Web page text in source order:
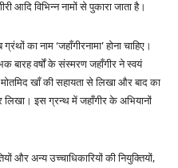
आदि विभिन्न नामों से पुकारा जाता है।
का नाम ‘जहाँगीरनामा’ होना चाहिए।
बारह वर्षों के संस्मरण जहाँगीर ने स्वयं
खाँ की सहायता से लिखा और बाद का
लिखा। इस ग्रन्थ में जहाँगीर के अभियानों
और अन्य उच्चाधिकारियों की नियुक्तियों,